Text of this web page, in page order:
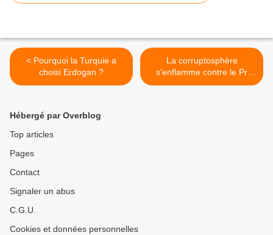
< Pourquoi la Turquie a
choisi Erdogan ?
La corruptosphère
s'enflamme contre le Pr
Raoult ! >
Hébergé par Overblog
Top articles
Pages
Contact
Signaler un abus
C.G.U.
Cookies et données personnelles